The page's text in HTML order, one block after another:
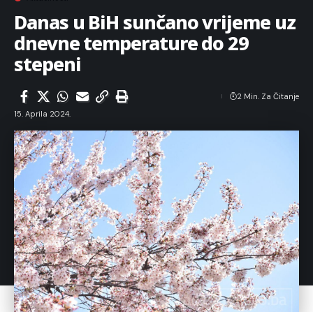
Danas u BiH sunčano vrijeme uz
dnevne temperature do 29
stepeni
15. Aprila 2024.
2 Min. Za Čitanje